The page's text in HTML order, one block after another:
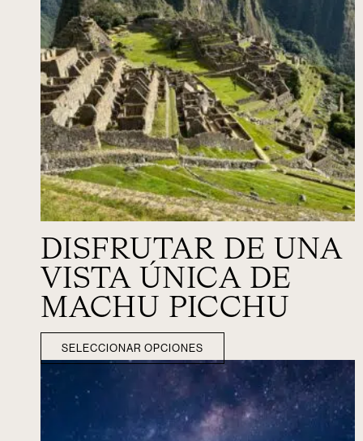
DISFRUTAR DE UNA
VISTA ÚNICA DE
MACHU PICCHU
SELECCIONAR OPCIONES